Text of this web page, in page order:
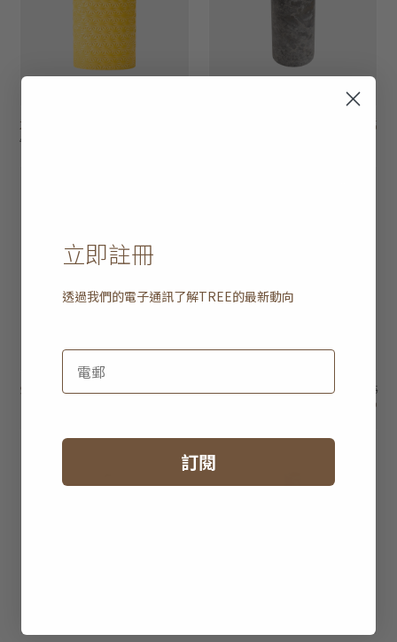
花卉圖案壓紋花瓶
4 選項
HK$395
雲石樽形花瓶 HK$395 雲石小花瓶 HK$345
HK$276
立即註冊
透過我們的電子通訊了解TREE的最新動向
訂閱